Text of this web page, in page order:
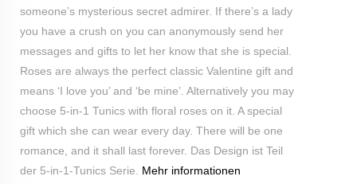
someone’s mysterious secret admirer. If there’s a lady
you have a crush on you can anonymously send her
messages and gifts to let her know that she is special.
Roses are always the perfect classic Valentine gift and
means ‘I love you’ and ‘be mine’. Alternatively you may
choose 5-in-1 Tunics with floral roses on it. A special
gift which she can wear every day. There will be one
romance, and it shall last forever. Das Design ist Teil
der 5-in-1-Tunics Serie. Mehr informationen